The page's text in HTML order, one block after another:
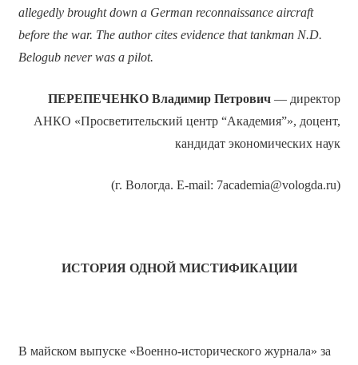
allegedly brought down a German reconnaissance aircraft
before the war. The author cites evidence that tankman N.D.
Belogub never was a pilot.
ПЕРЕПЕЧЕНКО Владимир Петрович— директор
АНКО «Просветительский центр “Академия”», доцент,
кандидат экономических наук
(г. Вологда. E-mail: 7academia@vologda.ru)
ИСТОРИЯ ОДНОЙ МИСТИФИКАЦИИ
В майском выпуске «Военно-исторического журнала» за